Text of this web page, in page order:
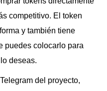
competitivo. El token
y también tiene
puedes colocarlo para
deseas.
del proyecto,